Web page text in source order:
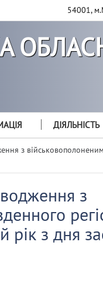
54001,
ДІЯЛЬНІСТЬ
з
з
рік з дня